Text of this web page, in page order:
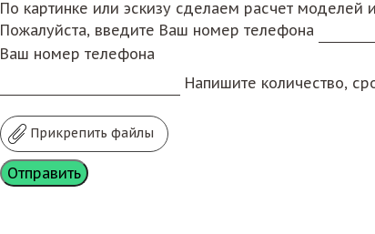
По картинке или эскизу сделаем расчет моделей
Пожалуйста, введите Ваш номер телефона
Ваш номер телефона
Напишите количество,
Прикрепить файлы